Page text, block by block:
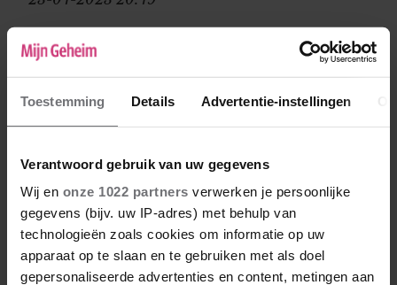
Toestemming Details Advertentie-instellingen
Verantwoord gebruik van uw gegevens
Wij en onze 1022 partners verwerken je persoonlijke
gegevens (bijv. uw IP-adres) met behulp van
technologieën zoals cookies om informatie op uw
apparaat op te slaan en te gebruiken met als doel
gepersonaliseerde advertenties en content, metingen aan
zwanger van een ander en nu probeer je toch
man 1 aan je te binden omdat hij in je droom
"de vader van je kind" hoort te zijn.
liefde is, waarom gaat het dan steeds mis?
Verdien je niet gewoon een partner die voor
de volle 100% voor jou gaat? En niet alleen
maar bij je is omdat ie even niets anders te
doen heeft? Ga voor jezelf opkomen: je
verdient beter. Ik wens je veel wijsheid.